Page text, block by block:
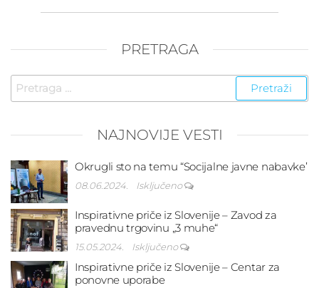
PRETRAGA
Pretraga
za:
NAJNOVIJE VESTI
Okrugli sto na temu “Socijalne javne nabavke’
08.06.2024. Isključeno
Inspirativne priče iz Slovenije – Zavod za
pravednu trgovinu „3 muhe“
15.05.2024. Isključeno
Inspirativne priče iz Slovenije – Centar za
ponovne uporabe